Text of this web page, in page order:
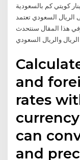
قيمة في سلسلة مورغان دولار بأكملها. 93 دينار كويتي كم بالسعودية
الريال السعودي تعتمد
هذا المقال سنتحدث
and
rates
can
and